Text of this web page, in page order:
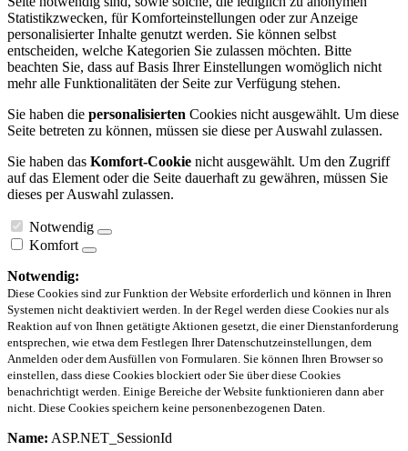
Statistikzwecken, für Komforteinstellungen oder zur Anzeige
personalisierter Inhalte genutzt werden. Sie können selbst
entscheiden, welche Kategorien Sie zulassen möchten. Bitte
beachten Sie, dass auf Basis Ihrer Einstellungen womöglich nicht
mehr alle Funktionalitäten der Seite zur Verfügung stehen.
Sie haben die personalisierten Cookies nicht ausgewählt. Um diese
Seite betreten zu können, müssen sie diese per Auswahl zulassen.
Sie haben das Komfort-Cookie nicht ausgewählt. Um den Zugriff
auf das Element oder die Seite dauerhaft zu gewähren, müssen Sie
dieses per Auswahl zulassen.
Notwendig
Komfort
Notwendig:
Diese Cookies sind zur Funktion der Website erforderlich und können in Ihren
Systemen nicht deaktiviert werden. In der Regel werden diese Cookies nur als
Reaktion auf von Ihnen getätigte Aktionen gesetzt, die einer Dienstanforderung
entsprechen, wie etwa dem Festlegen Ihrer Datenschutzeinstellungen, dem
Anmelden oder dem Ausfüllen von Formularen. Sie können Ihren Browser so
einstellen, dass diese Cookies blockiert oder Sie über diese Cookies
benachrichtigt werden. Einige Bereiche der Website funktionieren dann aber
nicht. Diese Cookies speichern keine personenbezogenen Daten.
Name: ASP.NET_SessionId